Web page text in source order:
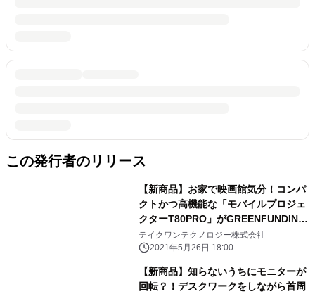
この発行者のリリース
【新商品】お家で映画館気分！コンパ
クトかつ高機能な「モバイルプロジェ
クターT80PRO」がGREENFUNDING
にて先行予約販売開始
テイクワンテクノロジー株式会社
2021年5月26日 18:00
【新商品】知らないうちにモニターが
回転？！デスクワークをしながら首周